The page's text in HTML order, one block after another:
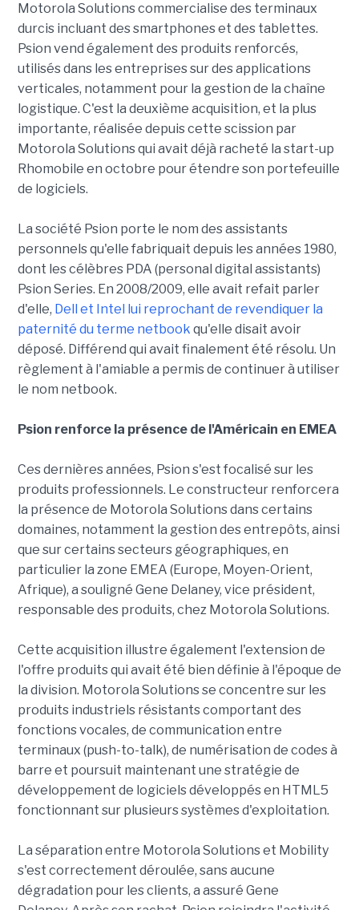
Motorola Solutions commercialise des terminaux
durcis incluant des smartphones et des tablettes.
Psion vend également des produits renforcés,
utilisés dans les entreprises sur des applications
verticales, notamment pour la gestion de la chaîne
logistique. C'est la deuxième acquisition, et la plus
importante, réalisée depuis cette scission par
Motorola Solutions qui avait déjà racheté la start-up
Rhomobile en octobre pour étendre son portefeuille
de logiciels.
La société Psion porte le nom des assistants
personnels qu'elle fabriquait depuis les années 1980,
dont les célèbres PDA (personal digital assistants)
Psion Series. En 2008/2009, elle avait refait parler
d'elle, Dell et Intel lui reprochant de revendiquer la
paternité du terme netbook qu'elle disait avoir
déposé. Différend qui avait finalement été résolu. Un
règlement à l'amiable a permis de continuer à utiliser
le nom netbook.
Psion renforce la présence de l'Américain en EMEA
Ces dernières années, Psion s'est focalisé sur les
produits professionnels. Le constructeur renforcera
la présence de Motorola Solutions dans certains
domaines, notamment la gestion des entrepôts, ainsi
que sur certains secteurs géographiques, en
particulier la zone EMEA (Europe, Moyen-Orient,
Afrique), a souligné Gene Delaney, vice président,
responsable des produits, chez Motorola Solutions.
Cette acquisition illustre également l'extension de
l'offre produits qui avait été bien définie à l'époque de
la division. Motorola Solutions se concentre sur les
produits industriels résistants comportant des
fonctions vocales, de communication entre
terminaux (push-to-talk), de numérisation de codes à
barre et poursuit maintenant une stratégie de
développement de logiciels développés en HTML5
fonctionnant sur plusieurs systèmes d'exploitation.
La séparation entre Motorola Solutions et Mobility
s'est correctement déroulée, sans aucune
dégradation pour les clients, a assuré Gene